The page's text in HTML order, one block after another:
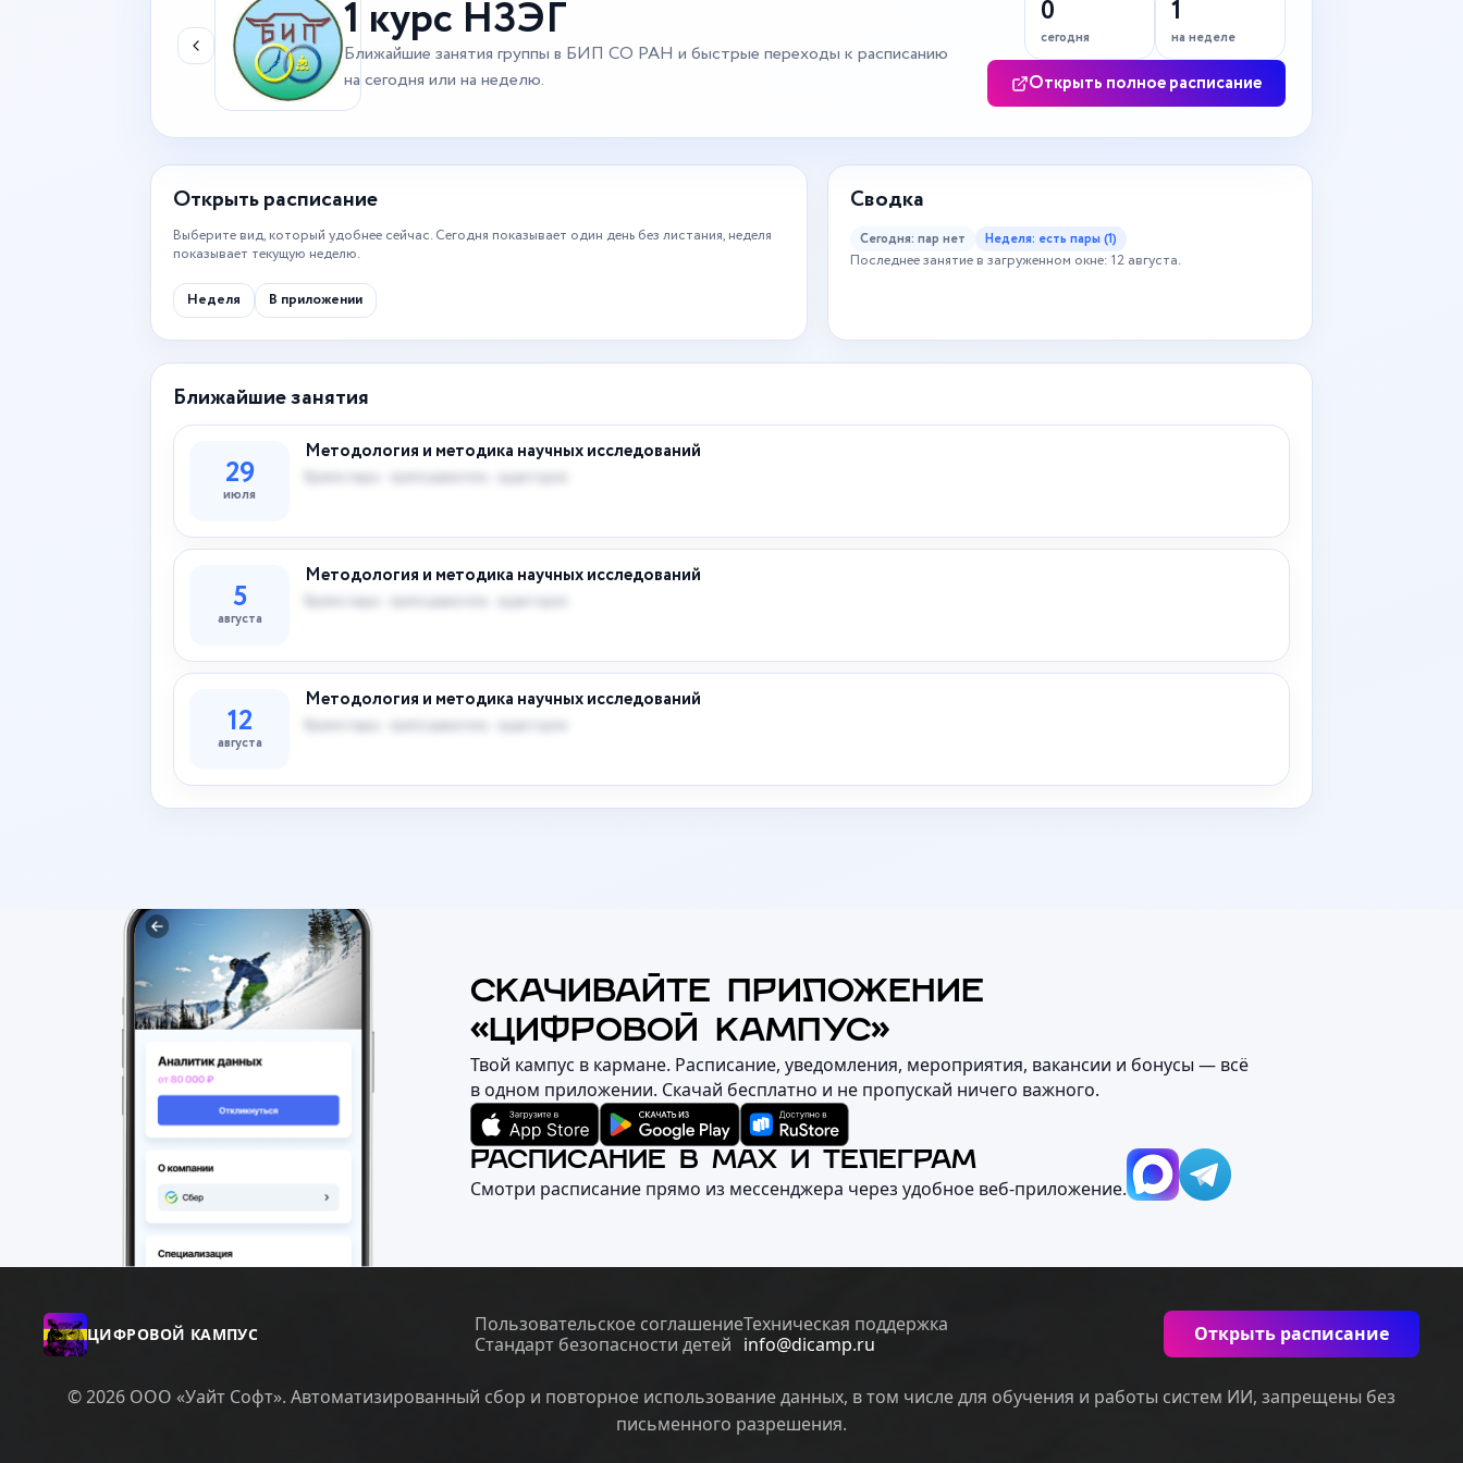
1 курс НЗЭГ
Ближайшие занятия группы в БИП СО РАН и быстрые переходы к расписанию
на сегодня или на неделю.
0
сегодня
1
на неделе
Открыть полное расписание
Открыть расписание
Выберите вид, который удобнее сейчас. Сегодня показывает один день без листания, неделя
показывает текущую неделю.
Неделя В приложении
Сводка
Сегодня: пар нет Неделя: есть пары (1)
Последнее занятие в загруженном окне: 12 августа.
Ближайшие занятия
29
июля
Методология и методика научных исследований
Время пары · преподаватель · аудитория
5
августа
Методология и методика научных исследований
Время пары · преподаватель · аудитория
12
августа
Методология и методика научных исследований
Время пары · преподаватель · аудитория
СКАЧИВАЙТЕ ПРИЛОЖЕНИЕ
«ЦИФРОВОЙ КАМПУС»
Твой кампус в кармане. Расписание, уведомления, мероприятия, вакансии и бонусы — всё
в одном приложении. Скачай бесплатно и не пропускай ничего важного.
РАСПИСАНИЕ В MAX И ТЕЛЕГРАМ
Смотри расписание прямо из мессенджера через удобное веб‑приложение.
ЦИФРОВОЙ КАМПУС
Пользовательское соглашение
Стандарт безопасности детей
Техническая поддержка
info@dicamp.ru
Открыть расписание
© 2026 ООО «Уайт Софт». Автоматизированный сбор и повторное использование данных, в том числе для обучения и работы систем ИИ, запрещены без
письменного разрешения.